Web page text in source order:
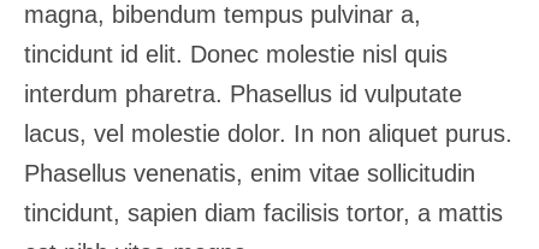
magna, bibendum tempus pulvinar a,
tincidunt id elit. Donec molestie nisl quis
interdum pharetra. Phasellus id vulputate
lacus, vel molestie dolor. In non aliquet purus.
Phasellus venenatis, enim vitae sollicitudin
tincidunt, sapien diam facilisis tortor, a mattis